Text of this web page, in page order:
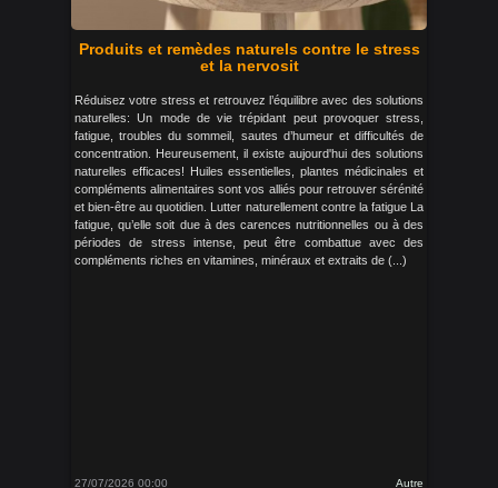
Produits et remèdes naturels contre le stress
et la nervosit
Réduisez votre stress et retrouvez l’équilibre avec des solutions
naturelles: Un mode de vie trépidant peut provoquer stress,
fatigue, troubles du sommeil, sautes d’humeur et difficultés de
concentration. Heureusement, il existe aujourd'hui des solutions
naturelles efficaces! Huiles essentielles, plantes médicinales et
compléments alimentaires sont vos alliés pour retrouver sérénité
et bien-être au quotidien. Lutter naturellement contre la fatigue La
fatigue, qu’elle soit due à des carences nutritionnelles ou à des
périodes de stress intense, peut être combattue avec des
compléments riches en vitamines, minéraux et extraits de (...)
27/07/2026 00:00 Autre